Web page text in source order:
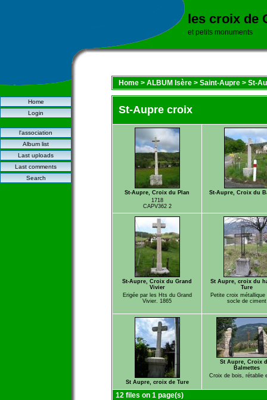
les croix de
et petits monuments
Home
Login
l'association
Album list
Last uploads
Last comments
Search
Home > ALBUM Isère > Saint-Aupre > St-
St-Aupre croix
St-Aupre, Croix du Plan
1718
CAPV362 2
St-Aupre, Croix du
St-Aupre, Croix du Grand
Vivier
Erigée par les Hts du Grand
Vivier. 1865
St Aupre, croix du
Ture
Petite croix métallique
socle de ciment
St Aupre, croix de Ture
St Aupre, Croix
Balmettes
Croix de bois, rétablie
12 files on 1 page(s)